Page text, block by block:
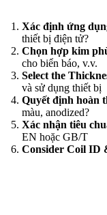
Xác định ứng
thiết bị điện tử?
Chọn hợp kim
cho biển báo, v.v.
Select the
và sử dụng thiết bị
Quyết định hoàn
màu, anodized?
Xác nhận tiêu
EN hoặc GB/T
Consider Coil ID